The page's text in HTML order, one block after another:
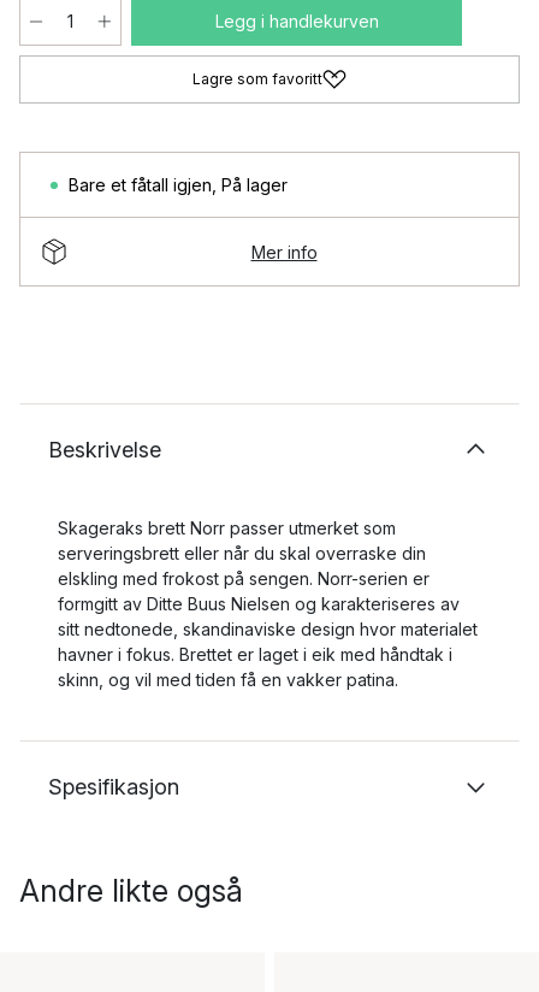
Legg i handlekurven
Lagre som favoritt
Bare et fåtall igjen På lager
Mer info
Beskrivelse
Skageraks brett Norr passer utmerket som
serveringsbrett eller når du skal overraske din
elskling med frokost på sengen. Norr-serien er
formgitt av Ditte Buus Nielsen og karakteriseres av
sitt nedtonede, skandinaviske design hvor materialet
havner i fokus. Brettet er laget i eik med håndtak i
skinn, og vil med tiden få en vakker patina.
Spesifikasjon
Andre likte også